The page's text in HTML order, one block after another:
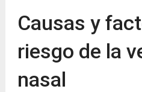
Causas y
riesgo de la
nasal